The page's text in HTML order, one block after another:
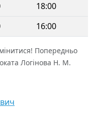
18:00
16:00
Попередньо
Логінова Н. М.